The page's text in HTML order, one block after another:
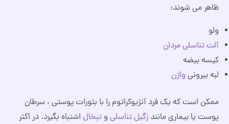
ظاهر می شوند:
ولو
آلت تناسلی مردان
کیسه بیضه
لبه بیرونی واژن
ممکن است که یک فرد آنژیوکراتوم را با بثورات پوستی ، سرطان
پوست یا بیماری مانند زگیل تناسلی و تبخال اشتباه بگیرد. در اکثر